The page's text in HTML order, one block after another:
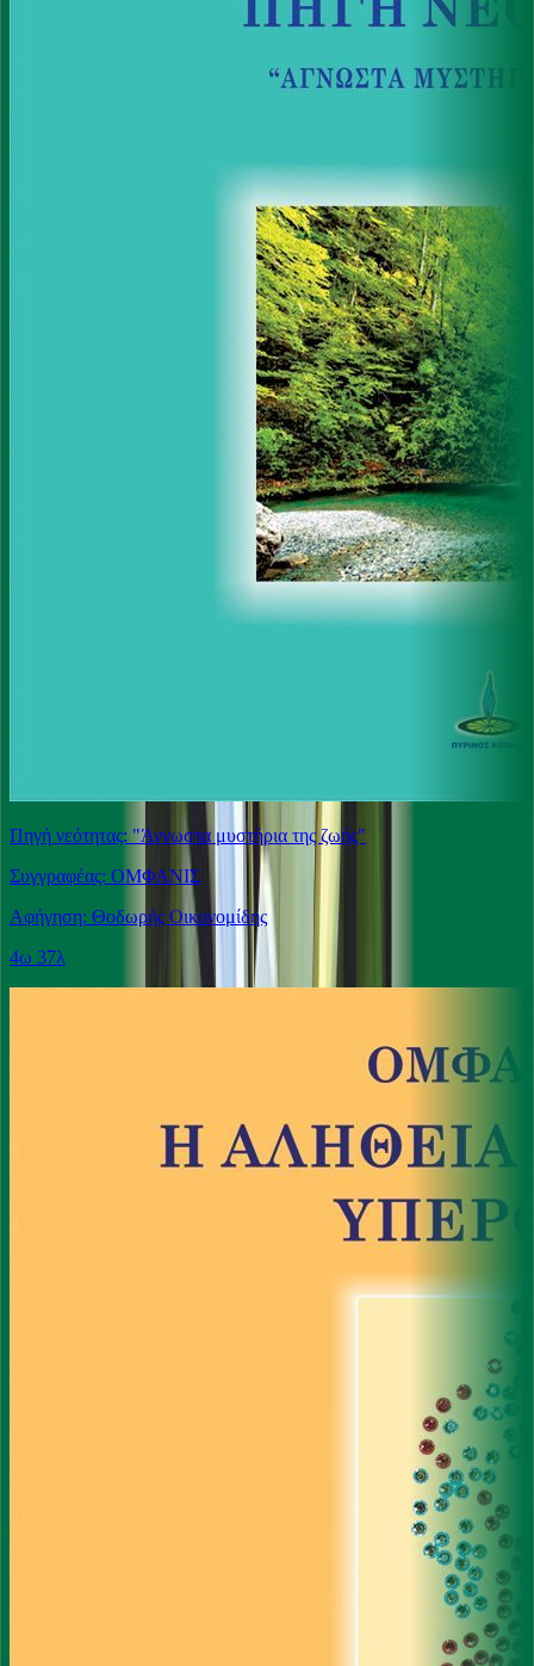
Πηγή νεότητας: "Άγνωστα μυστήρια της ζωής"
Συγγραφέας: ΟΜΦΑΝΙΣ
Αφήγηση: Θοδωρής Οικονομίδης
4ω 37λ